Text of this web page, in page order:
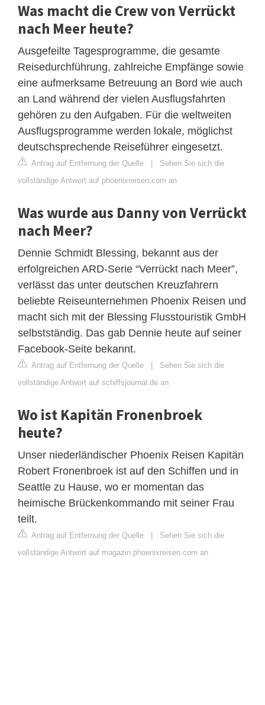
Was macht die Crew von Verrückt
nach Meer heute?
Ausgefeilte Tagesprogramme, die gesamte
Reisedurchführung, zahlreiche Empfänge sowie
eine aufmerksame Betreuung an Bord wie auch
an Land während der vielen Ausflugsfahrten
gehören zu den Aufgaben. Für die weltweiten
Ausflugsprogramme werden lokale, möglichst
deutschsprechende Reiseführer eingesetzt.
Antrag auf Entfernung der Quelle | Sehen Sie sich die
vollständige Antwort auf phoenixreisen.com an
Was wurde aus Danny von Verrückt
nach Meer?
Dennie Schmidt Blessing, bekannt aus der
erfolgreichen ARD-Serie “Verrückt nach Meer”,
verlässt das unter deutschen Kreuzfahrern
beliebte Reiseunternehmen Phoenix Reisen und
macht sich mit der Blessing Flusstouristik GmbH
selbstständig. Das gab Dennie heute auf seiner
Facebook-Seite bekannt.
Antrag auf Entfernung der Quelle | Sehen Sie sich die
vollständige Antwort auf schiffsjournal.de an
Wo ist Kapitän Fronenbroek
heute?
Unser niederländischer Phoenix Reisen Kapitän
Robert Fronenbroek ist auf den Schiffen und in
Seattle zu Hause, wo er momentan das
heimische Brückenkommando mit seiner Frau
teilt.
Antrag auf Entfernung der Quelle | Sehen Sie sich die
vollständige Antwort auf magazin.phoenixreisen.com an